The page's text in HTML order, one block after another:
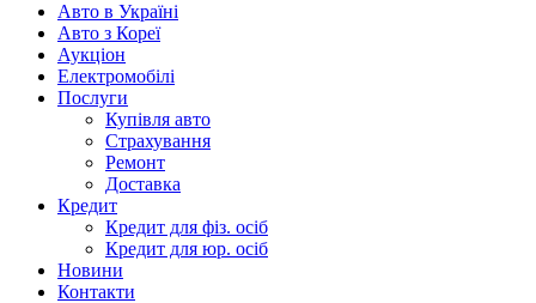
Авто в Україні
Авто з Кореї
Аукціон
Електромобілі
Послуги
Купівля авто
Страхування
Ремонт
Доставка
Кредит
Кредит для фіз. осіб
Кредит для юр. осіб
Новини
Контакти